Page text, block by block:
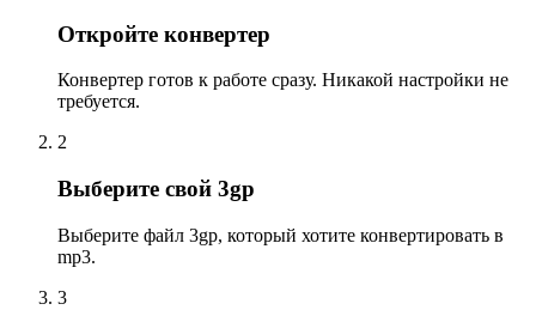
Откройте конвертер
Конвертер готов к работе сразу. Никакой настройки не
требуется.
2
Выберите свой 3gp
Выберите файл 3gp, который хотите конвертировать в
mp3.
3